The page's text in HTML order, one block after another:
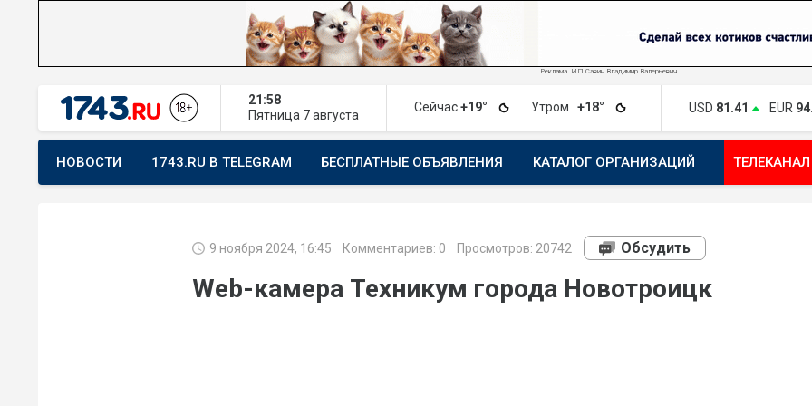
Реклама. ИП Савин Владимир Валерьевич
21:58
Пятница 7 августа
Сейчас+19° Утром +18° USD 81.41 EUR
НОВОСТИ 1743.RU В TELEGRAM БЕСПЛАТНЫЕ ОБЪЯВЛЕНИЯ КАТАЛОГ ОРГАНИЗАЦИЙ
9 ноября 2024, 16:45 Комментариев: 0 Просмотров: 20742 Обсудить
Web-камера Техникум города Новотроицк